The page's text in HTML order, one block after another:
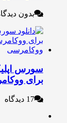
بدون دیدگاه
ووکامرس